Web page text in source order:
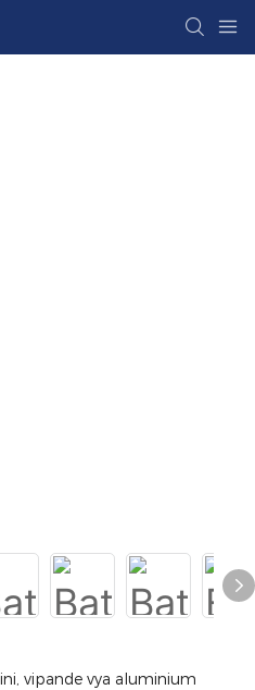
vipande vya aluminium